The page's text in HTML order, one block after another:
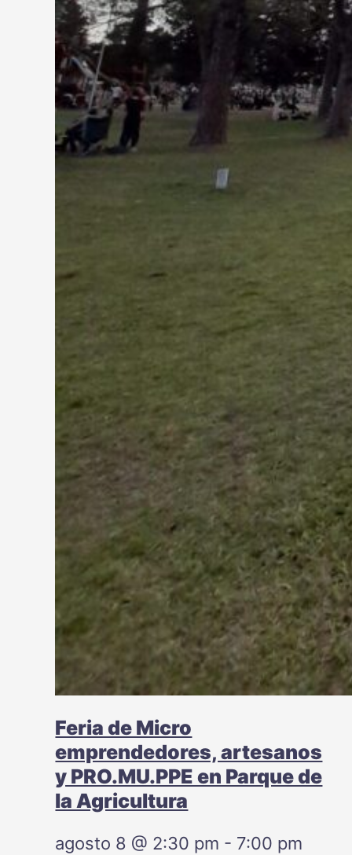
Feria de Micro
emprendedores, artesanos
y PRO.MU.PPE en Parque de
la Agricultura
agosto 8 @ 2:30 pm - 7:00 pm